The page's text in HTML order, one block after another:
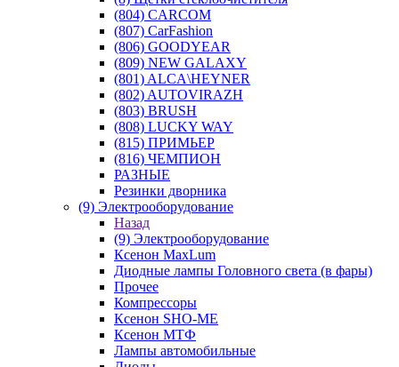
(804) CARCOM
(807) CarFashion
(806) GOODYEAR
(809) NEW GALAXY
(801) ALCA\HEYNER
(802) AUTOVIRAZH
(803) BRUSH
(808) LUCKY WAY
(815) ПРИМЬЕР
(816) ЧЕМПИОН
РАЗНЫЕ
Резинки дворника
(9) Электрооборудование
Назад
(9) Электрооборудование
Ксенон MaxLum
Диодные лампы Головного света (в фары)
Прочее
Компрессоры
Ксенон SHO-ME
Ксенон МТФ
Лампы автомобильные